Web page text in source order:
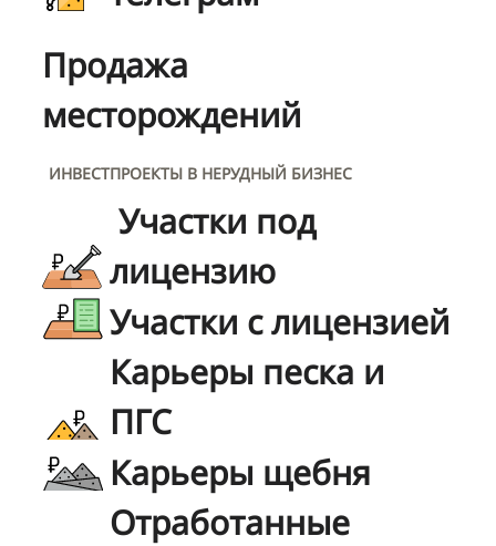
Продажа
месторождений
ИНВЕСТПРОЕКТЫ В НЕРУДНЫЙ БИЗНЕС
Участки под
лицензию
Участки с лицензией
Карьеры песка и
ПГС
Карьеры щебня
Отработанные